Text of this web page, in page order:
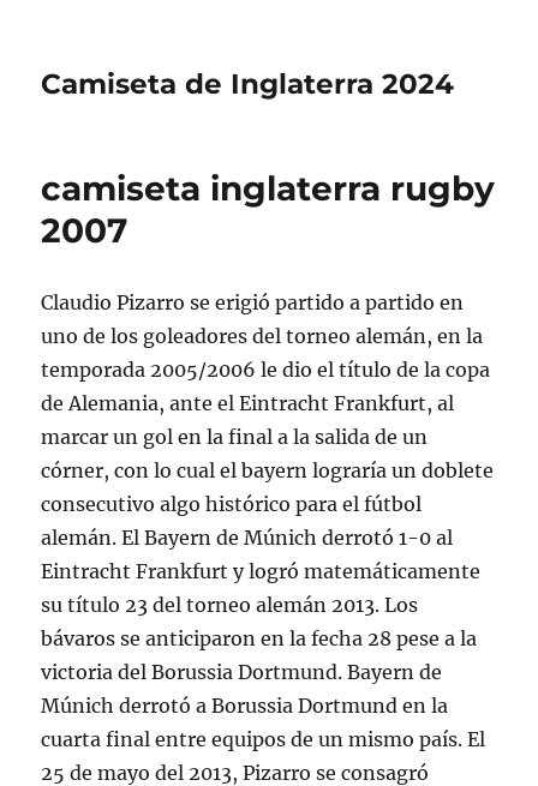
Camiseta de Inglaterra 2024
camiseta inglaterra rugby
2007
Claudio Pizarro se erigió partido a partido en
uno de los goleadores del torneo alemán, en la
temporada 2005/2006 le dio el título de la copa
de Alemania, ante el Eintracht Frankfurt, al
marcar un gol en la final a la salida de un
córner, con lo cual el bayern lograría un doblete
consecutivo algo histórico para el fútbol
alemán. El Bayern de Múnich derrotó 1-0 al
Eintracht Frankfurt y logró matemáticamente
su título 23 del torneo alemán 2013. Los
bávaros se anticiparon en la fecha 28 pese a la
victoria del Borussia Dortmund. Bayern de
Múnich derrotó a Borussia Dortmund en la
cuarta final entre equipos de un mismo país. El
25 de mayo del 2013, Pizarro se consagró